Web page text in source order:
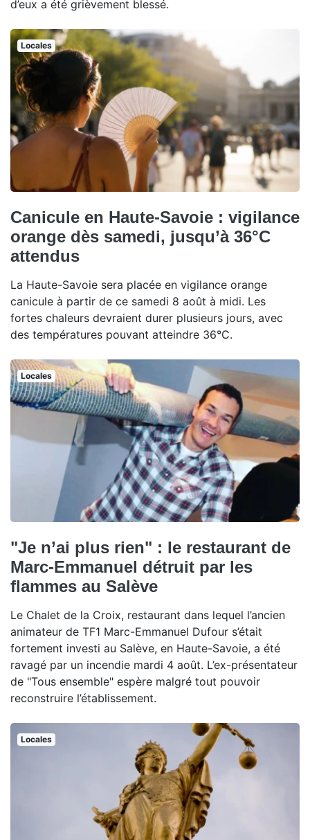
d’eux a été grièvement blessé.
Locales
Canicule en Haute-Savoie : vigilance
orange dès samedi, jusqu’à 36°C
attendus
La Haute-Savoie sera placée en vigilance orange
canicule à partir de ce samedi 8 août à midi. Les
fortes chaleurs devraient durer plusieurs jours, avec
des températures pouvant atteindre 36°C.
Locales
"Je n’ai plus rien" : le restaurant de
Marc-Emmanuel détruit par les
flammes au Salève
Le Chalet de la Croix, restaurant dans lequel l’ancien
animateur de TF1 Marc-Emmanuel Dufour s’était
fortement investi au Salève, en Haute-Savoie, a été
ravagé par un incendie mardi 4 août. L’ex-présentateur
de "Tous ensemble" espère malgré tout pouvoir
reconstruire l’établissement.
Locales